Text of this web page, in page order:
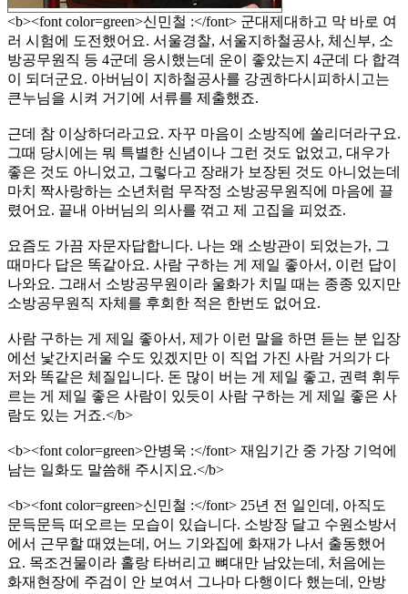
<b><font color=green>신민철 :</font> 군대제대하고 막 바로 여
러 시험에 도전했어요. 서울경찰, 서울지하철공사, 체신부, 소
방공무원직 등 4군데 응시했는데 운이 좋았는지 4군데 다 합격
이 되더군요. 아버님이 지하철공사를 강권하다시피하시고는
큰누님을 시켜 거기에 서류를 제출했죠.
근데 참 이상하더라고요. 자꾸 마음이 소방직에 쏠리더라구요.
그때 당시에는 뭐 특별한 신념이나 그런 것도 없었고, 대우가
좋은 것도 아니었고, 그렇다고 장래가 보장된 것도 아니었는데
마치 짝사랑하는 소년처럼 무작정 소방공무원직에 마음에 끌
렸어요. 끝내 아버님의 의사를 꺾고 제 고집을 피었죠.
요즘도 가끔 자문자답합니다. 나는 왜 소방관이 되었는가, 그
때마다 답은 똑같아요. 사람 구하는 게 제일 좋아서, 이런 답이
나와요. 그래서 소방공무원이라 울화가 치밀 때는 종종 있지만
소방공무원직 자체를 후회한 적은 한번도 없어요.
사람 구하는 게 제일 좋아서, 제가 이런 말을 하면 듣는 분 입장
에선 낯간지러울 수도 있겠지만 이 직업 가진 사람 거의가 다
저와 똑같은 체질입니다. 돈 많이 버는 게 제일 좋고, 권력 휘두
르는 게 제일 좋은 사람이 있듯이 사람 구하는 게 제일 좋은 사
람도 있는 거죠.</b>
<b><font color=green>안병욱 :</font> 재임기간 중 가장 기억에
남는 일화도 말씀해 주시지요.</b>
<b><font color=green>신민철 :</font> 25년 전 일인데, 아직도
문득문득 떠오르는 모습이 있습니다. 소방장 달고 수원소방서
에서 근무할 때였는데, 어느 기와집에 화재가 나서 출동했어
요. 목조건물이라 홀랑 타버리고 뼈대만 남았는데, 처음에는
화재현장에 주검이 안 보여서 그나마 다행이다 했는데, 안방